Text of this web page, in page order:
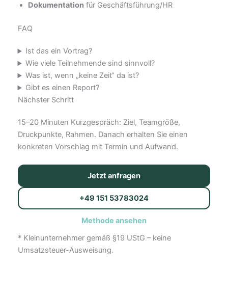
Dokumentationfür Geschäftsführung/HR
FAQ
Ist das ein Vortrag?
Wie viele Teilnehmende sind sinnvoll?
Was ist, wenn „keine Zeit“ da ist?
Gibt es einen Report?
Nächster Schritt
15–20 Minuten Kurzgespräch: Ziel, Teamgröße,
Druckpunkte, Rahmen. Danach erhalten Sie einen
konkreten Vorschlag mit Termin und Aufwand.
Jetzt anfragen
+49 151 53783024
Methode ansehen
* Kleinunternehmer gemäß §19 UStG – keine
Umsatzsteuer-Ausweisung.